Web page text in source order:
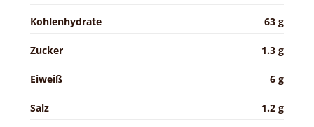
Kohlenhydrate 63 g
Zucker 1.3 g
Eiweiß 6 g
Salz 1.2 g